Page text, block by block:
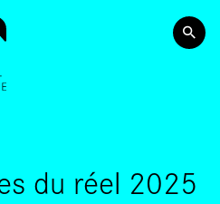
CONTENT
du réel 2025